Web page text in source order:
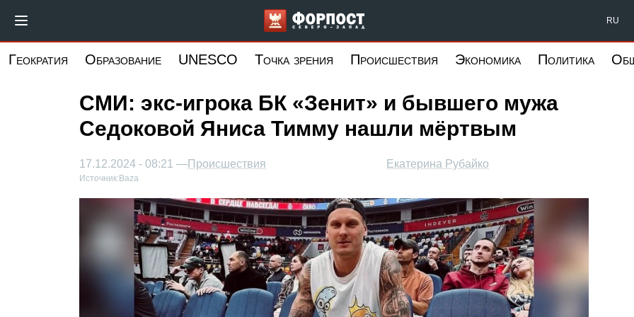
основному
Форпост Северо-Запад RU
Геократия Образование UNESCO Точка зрения Происшествия Экономика Политика
СМИ: экс-игрока БК «Зенит» и бывшего мужа
Седоковой Яниса Тимму нашли мёртвым
Екатерина Рубайко
17.12.2024 - 08:21 —Происшествия
Источник: Baza